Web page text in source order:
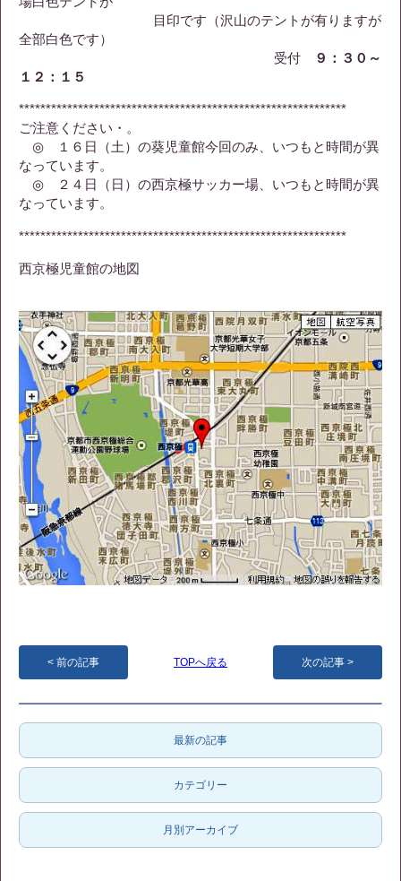
目印です（沢山のテントが有りますが
全部白色です）
受付
９：３０～
１２：１５
*************************************************************
ご注意ください・。
◎ １６日（土）の葵児童館今回のみ、いつもと時間が異
なっています。
◎ ２４日（日）の西京極サッカー場、いつもと時間が異
なっています。
*************************************************************
西京極児童館の地図
前の記事 TOPへ戻る 次の記事
最新の記事
カテゴリー
月別アーカイブ